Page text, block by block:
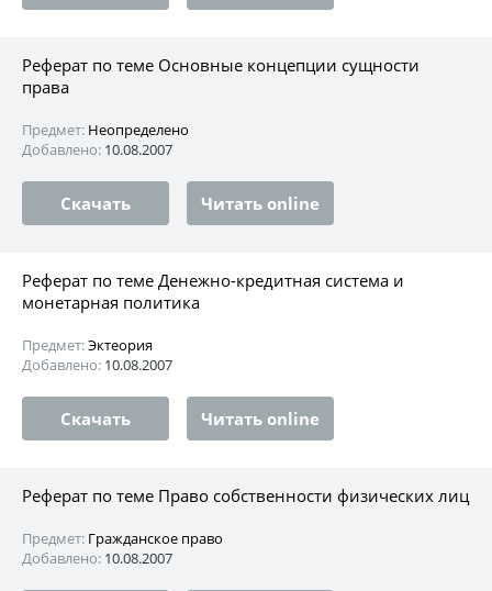
Реферат по теме Основные концепции сущности
права
Предмет: Неопределено
Добавлено: 10.08.2007
Скачать Читать online
Реферат по теме Денежно-кредитная система и
монетарная политика
Предмет:Эктеория
Добавлено: 10.08.2007
Скачать Читать online
Реферат по теме Право собственности физических лиц
Предмет: Гражданское право
Добавлено: 10.08.2007